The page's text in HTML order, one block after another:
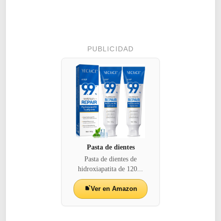
PUBLICIDAD
Pasta de dientes
Pasta de dientes de
hidroxiapatita de 120...
Ver en Amazon